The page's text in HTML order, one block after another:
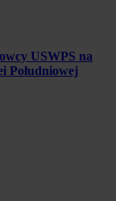
USWPS na
Południowej